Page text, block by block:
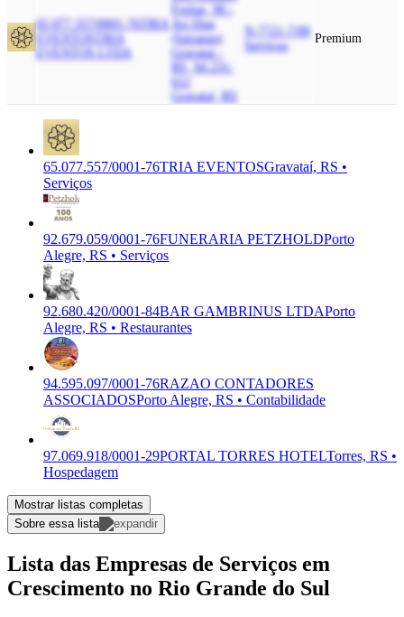
65.077.557/0001-76TRIA
TRIA
EVENTOS LTDA
Freitas, 90 -
Ari Dias
(Ipiranga)
Gravatai -
RS, 94.231-
612
Gravataí, RS
N-7721-7/00
Serviços
Premium
65.077.557/0001-76TRIA EVENTOSGravataí, RS •
Serviços
92.679.059/0001-76FUNERARIA PETZHOLDPorto
Alegre, RS • Serviços
92.680.420/0001-84BAR GAMBRINUS LTDAPorto
Alegre, RS • Restaurantes
94.595.097/0001-76RAZAO CONTADORES
ASSOCIADOSPorto Alegre, RS • Contabilidade
97.069.918/0001-29PORTAL TORRES HOTELTorres, RS •
Hospedagem
Mostrar listas completas
Sobre essa lista
Lista das Empresas de Serviços em
Crescimento no Rio Grande do Sul